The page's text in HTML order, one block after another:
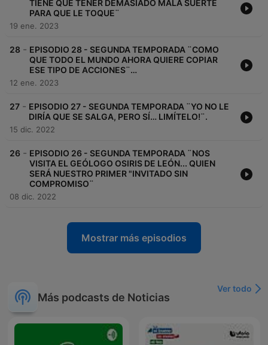
TIENE QUE TENER DEMASIADO MALA SUERTE
PARA QUE LE TOQUE¨
19 ene. 2023
28 - EPISODIO 28 - SEGUNDA TEMPORADA ¨COMO
QUE TODO EL MUNDO AHORA QUIERE COPIAR
ESE TIPO DE ACCIONES¨…
12 ene. 2023
27 - EPISODIO 27 - SEGUNDA TEMPORADA ¨YO NO LE
DIRÍA QUE SE SALGA, PERO SÍ… LIMÍTELO!¨.
15 dic. 2022
26 - EPISODIO 26 - SEGUNDA TEMPORADA ¨NOS
VISITA EL GEÓLOGO OSIRIS DE LEÓN... QUIEN
SERÁ NUESTRO PRIMER "INVITADO SIN
COMPROMISO¨
08 dic. 2022
Mostrar más episodios
Más podcasts de Noticias
Ver todo